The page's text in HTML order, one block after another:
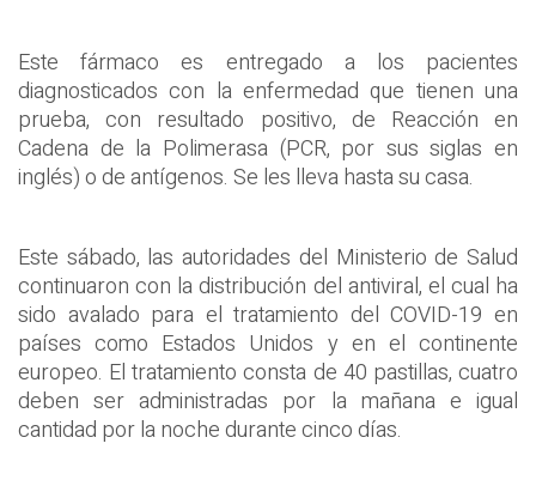
Este fármaco es entregado a los pacientes
diagnosticados con la enfermedad que tienen una
prueba, con resultado positivo, de Reacción en
Cadena de la Polimerasa (PCR, por sus siglas en
inglés) o de antígenos. Se les lleva hasta su casa.
Este sábado, las autoridades del Ministerio de Salud
continuaron con la distribución del antiviral, el cual ha
sido avalado para el tratamiento del COVID-19 en
países como Estados Unidos y en el continente
europeo. El tratamiento consta de 40 pastillas, cuatro
deben ser administradas por la mañana e igual
cantidad por la noche durante cinco días.